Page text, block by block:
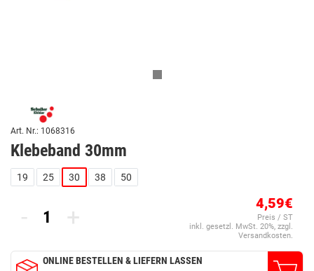
Art. Nr.: 1068316
Klebeband 30mm
19 25 30 38 50
- + 4,59€
Preis / ST
inkl. gesetzl. MwSt. 20%, zzgl.
Versandkosten.
ONLINE BESTELLEN & LIEFERN LASSEN